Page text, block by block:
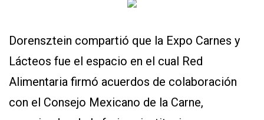
Dorensztein compartió que la Expo Carnes y
Lácteos fue el espacio en el cual Red
Alimentaria firmó acuerdos de colaboración
con el Consejo Mexicano de la Carne,